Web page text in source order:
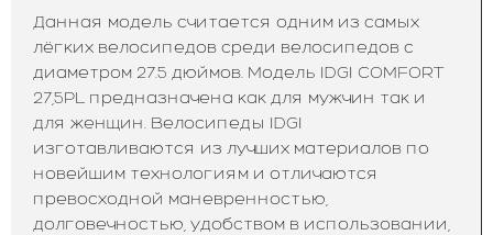
Данная модель считается одним из самых
лёгких велосипедов среди велосипедов с
диаметром 27.5 дюймов. Модель IDGI COMFORT
27,5PL предназначена как для мужчин так и
для женщин. Велосипеды IDGI
изготавливаются из лучших материалов по
новейшим технологиям и отличаются
превосходной маневренностью,
долговечностью, удобством в использовании,